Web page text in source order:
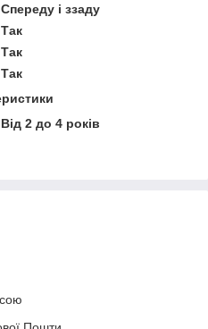
Спереду і ззаду
Так
Так
Так
Від 2 до 4 років